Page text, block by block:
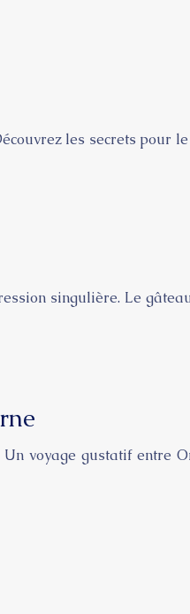
les secrets pour
singulière. Le
voyage gustatif entre